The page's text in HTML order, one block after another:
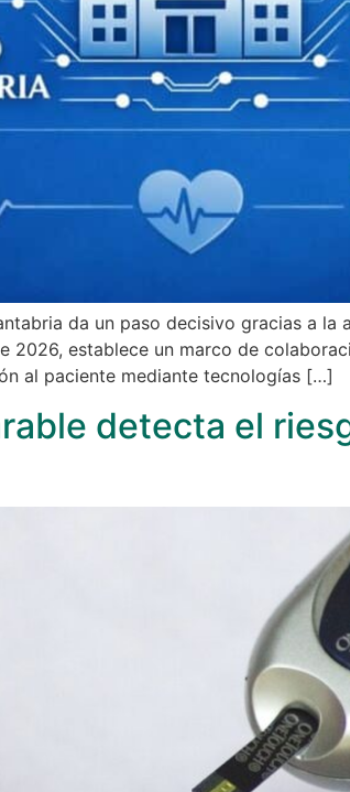
da un paso decisivo gracias a
2026, establece un marco de
al paciente mediante tecnologías […]
detecta el